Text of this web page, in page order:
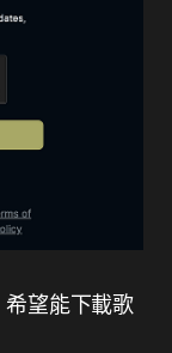
望能下載歌